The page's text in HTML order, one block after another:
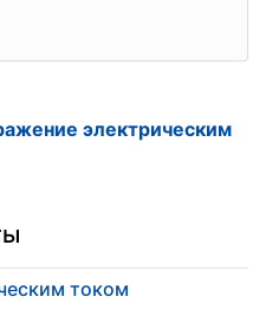
электрическим
током